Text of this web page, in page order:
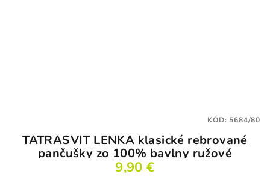
TATRASVIT LENKA klasické rebrované
pančušky zo 100% bavlny ružové
9,90 €
KÓD: 5684/80